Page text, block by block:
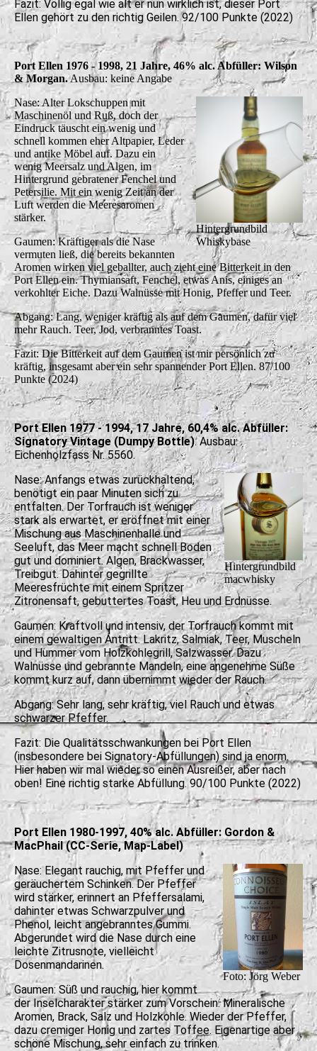
Fazit: Völlig egal wie alt er nun wirklich ist, dieser Port
Ellen gehört zu den richtig Geilen. 92/100 Punkte (2022)
Port Ellen 1976 - 1998, 21 Jahre, 46% alc. Abfüller: Wilson
& Morgan.Ausbau: keine Angabe
Hintergrundbild
Whiskybase
Nase: Alter Lokschuppen mit
Maschinenöl und Ruß, doch der
Eindruck täuscht ein wenig und
schnell kommen eher Altpapier, Leder
und antike Möbel auf. Dazu ein
wenig Meersalz und Algen, im
Hintergrund gebratener Fenchel und
Petersilie. Mit ein wenig Zeit an der
Luft werden die Meeresaromen
stärker.
Gaumen: Kräftiger als die Nase
vermuten ließ, die bereits bekannten
Aromen wirken viel geballter, auch zieht eine Bitterkeit in den
Port Ellen ein. Thymiansaft, Fenchel, etwas Anis, einiges an
verkohlter Eiche. Dazu Walnüsse mit Honig, Pfeffer und Teer.
Abgang: Lang, weniger kräftig als auf dem Gaumen, dafür viel
mehr Rauch. Teer, Jod, verbranntes Toast.
Fazit: Die Bitterkeit auf dem Gaumen ist mir persönlich zu
kräftig, insgesamt aber ein sehr spannender Port Ellen. 87/100
Punkte (2024)
Port Ellen 1977 - 1994, 17 Jahre, 60,4% alc. Abfüller:
Signatory Vintage (Dumpy Bottle). Ausbau:
Eichenholzfass Nr. 5560.
Hintergrundbild
macwhisky
Nase: Anfangs etwas zurückhaltend,
benötigt ein paar Minuten sich zu
entfalten. Der Torfrauch ist weniger
stark als erwartet, er eröffnet mit einer
Mischung aus Maschinenhalle und
Seeluft, das Meer macht schnell Boden
gut und dominiert. Algen, Brackwasser,
Treibgut. Dahinter gegrillte
Meeresfrüchte mit einem Spritzer
Zitronensaft, gebuttertes Toast, Heu und Erdnüsse.
Gaumen: Kraftvoll und intensiv, der Torfrauch kommt mit
einem gewaltigen Antritt. Lakritz, Salmiak, Teer, Muscheln
und Hummer vom Holzkohlegrill, Salzwasser. Dazu
Walnüsse und gebrannte Mandeln, eine angenehme Süße
kommt kurz auf, dann übernimmt wieder der Rauch.
Abgang: Sehr lang, sehr kräftig, viel Rauch und etwas
schwarzer Pfeffer.
Fazit: Die Qualitätsschwankungen bei Port Ellen
(insbesondere bei Signatory-Abfüllungen) sind ja enorm.
Hier haben wir mal wieder so einen Ausreißer, aber nach
oben! Eine richtig starke Abfüllung. 90/100 Punkte (2022)
Port Ellen 1980-1997, 40% alc. Abfüller: Gordon &
MacPhail (CC-Serie, Map-Label)
Foto: Jörg Weber
Nase: Elegant rauchig, mit Pfeffer und
geräuchertem Schinken. Der Pfeffer
wird stärker, erinnert an Pfeffersalami,
dahinter etwas Schwarzpulver und
Phenol, leicht angebranntes Gummi.
Abgerundet wird die Nase durch eine
leichte Zitrusnote, vielleicht
Dosenmandarinen.
Gaumen: Süß und rauchig, hier kommt
der Inselcharakter stärker zum Vorschein. Mineralische
Aromen, Brack, Salz und Holzkohle. Wieder der Pfeffer,
dazu cremiger Honig und zartes Toffee. Eigenartige aber
schöne Mischung, sehr einfach zu trinken.